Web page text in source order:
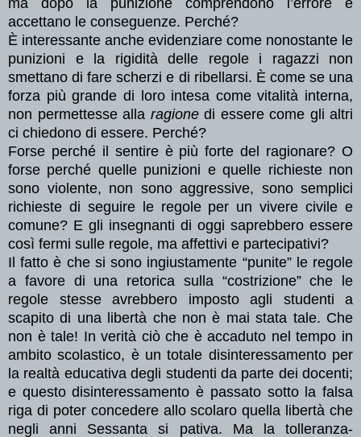
ma dopo la punizione comprendono l’errore e
accettano le conseguenze. Perché?
È interessante anche evidenziare come nonostante le
punizioni e la rigidità delle regole i ragazzi non
smettano di fare scherzi e di ribellarsi. È come se una
forza più grande di loro intesa come vitalità interna,
non permettesse alla ragionedi essere come gli altri
ci chiedono di essere. Perché?
Forse perché il sentire è più forte del ragionare? O
forse perché quelle punizioni e quelle richieste non
sono violente, non sono aggressive, sono semplici
richieste di seguire le regole per un vivere civile e
comune? E gli insegnanti di oggi saprebbero essere
così fermi sulle regole, ma affettivi e partecipativi?
Il fatto è che si sono ingiustamente “punite” le regole
a favore di una retorica sulla “costrizione” che le
regole stesse avrebbero imposto agli studenti a
scapito di una libertà che non è mai stata tale. Che
non è tale! In verità ciò che è accaduto nel tempo in
ambito scolastico, è un totale disinteressamento per
la realtà educativa degli studenti da parte dei docenti;
e questo disinteressamento è passato sotto la falsa
riga di poter concedere allo scolaro quella libertà che
negli anni Sessanta si pativa. Ma la tolleranza-